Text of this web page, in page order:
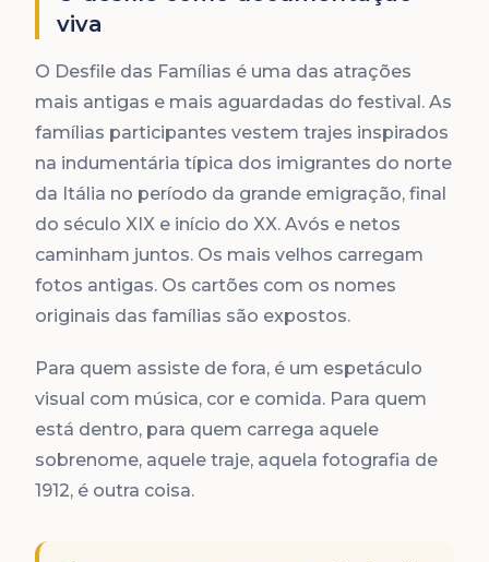
viva
O Desfile das Famílias é uma das atrações
mais antigas e mais aguardadas do festival. As
famílias participantes vestem trajes inspirados
na indumentária típica dos imigrantes do norte
da Itália no período da grande emigração, final
do século XIX e início do XX. Avós e netos
caminham juntos. Os mais velhos carregam
fotos antigas. Os cartões com os nomes
originais das famílias são expostos.
Para quem assiste de fora, é um espetáculo
visual com música, cor e comida. Para quem
está dentro, para quem carrega aquele
sobrenome, aquele traje, aquela fotografia de
1912, é outra coisa.